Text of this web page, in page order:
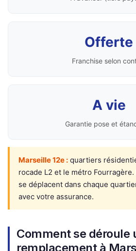
Offerte
Franchise selon
A vie
Garantie pose et
Marseille 12e : quartiers
rocade L2 et le métro
se déplacent dans chaque
avec votre assurance.
Comment se déroule
remplacement à